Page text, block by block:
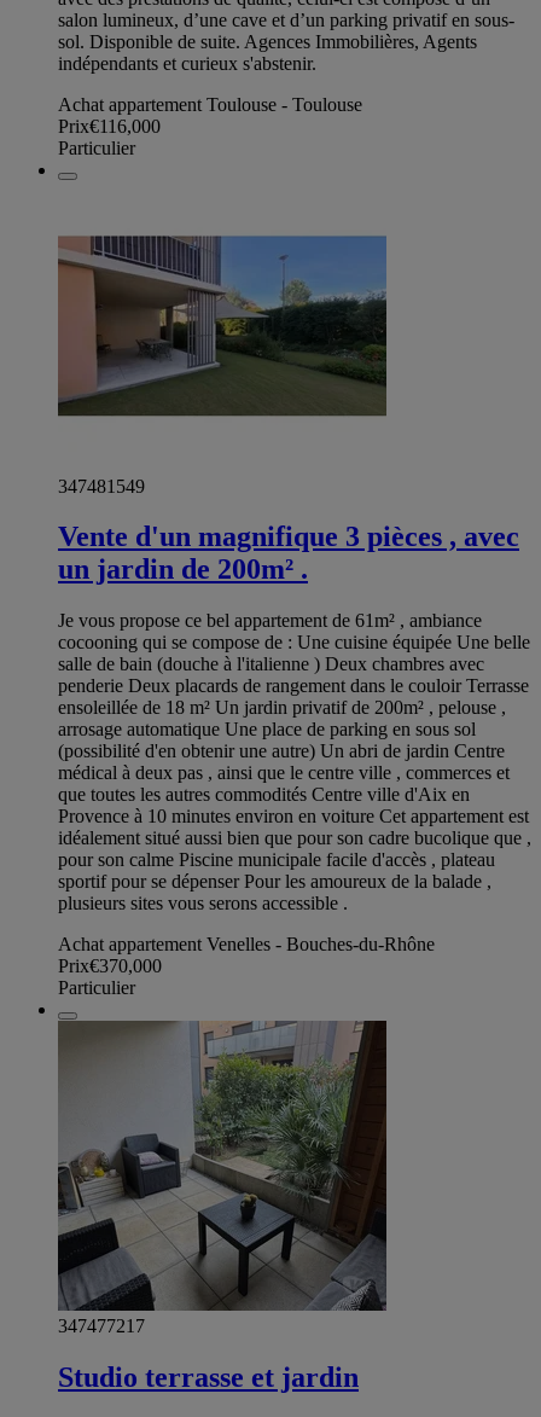
salon lumineux, d’une cave et d’un parking privatif en sous-
sol. Disponible de suite. Agences Immobilières, Agents
indépendants et curieux s'abstenir.
Achat appartement Toulouse - Toulouse
Prix€116,000
Particulier
347481549
Vente d'un magnifique 3 pièces , avec
un jardin de 200m² .
Je vous propose ce bel appartement de 61m² , ambiance
cocooning qui se compose de : Une cuisine équipée Une belle
salle de bain (douche à l'italienne ) Deux chambres avec
penderie Deux placards de rangement dans le couloir Terrasse
ensoleillée de 18 m² Un jardin privatif de 200m² , pelouse ,
arrosage automatique Une place de parking en sous sol
(possibilité d'en obtenir une autre) Un abri de jardin Centre
médical à deux pas , ainsi que le centre ville , commerces et
que toutes les autres commodités Centre ville d'Aix en
Provence à 10 minutes environ en voiture Cet appartement est
idéalement situé aussi bien que pour son cadre bucolique que ,
pour son calme Piscine municipale facile d'accès , plateau
sportif pour se dépenser Pour les amoureux de la balade ,
plusieurs sites vous serons accessible .
Achat appartement Venelles - Bouches-du-Rhône
Prix€370,000
Particulier
347477217
Studio terrasse et jardin